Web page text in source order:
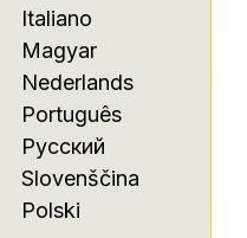
Italiano
Magyar
Nederlands
Português
Русский
Slovenščina
Polski